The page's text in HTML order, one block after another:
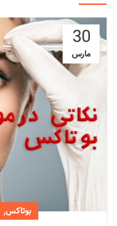
30
مارس
بوتاکس,